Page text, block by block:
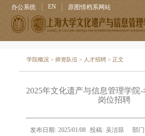
办公系统 EN 原图情档系网站
学院概况 > 师资队伍 > 人才招聘 > 正文
2025年文化遗产与信息管理学院
岗位招聘
发布日期: 2025/01/08 投稿: 吴洁琼 部